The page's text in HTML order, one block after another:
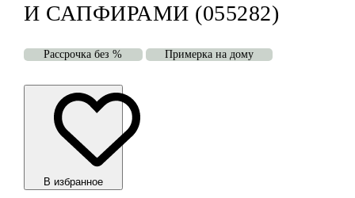
И САПФИРАМИ (055282)
Рассрочка без % Примерка на дому
В избранноe